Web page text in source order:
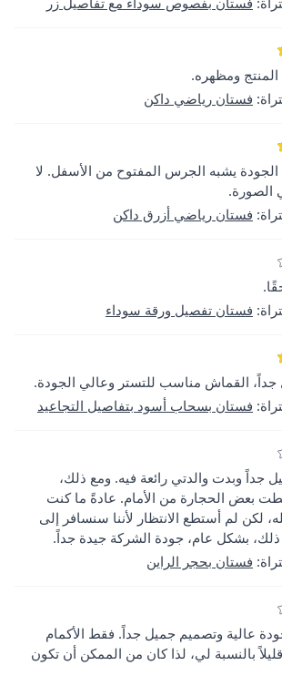
ومظهره.
: فستان رياضي داكن
يشبه الجرس المفتوح من الأسفل. لا
الصورة.
: فستان رياضي أزرق داكن
: فستان تفصيل ورقة سوداء
جداً، القماش مناسب للتستر وعالي الجودة.
: فستان بسحاب أسود بتفاصيل التجاعيد
جداً وبدت والدتي رائعة فيه. ومع ذلك،
بعض الحجارة من الأمام. عادةً ما كنت
لكن لم أستطع الانتظار لأننا سنسافر إلى
ذلك، بشكل عام، جودة الشركة جيدة جداً.
: فستان بحجر الراين
عالية وتصميم جميل جداً. فقط الأكمام
بالنسبة لي، لذا كان من الممكن أن تكون